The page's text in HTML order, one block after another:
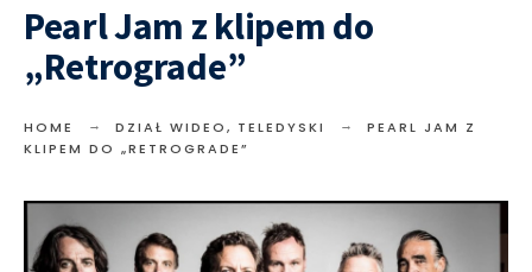
Pearl Jam z klipem do
„Retrograde”
HOME DZIAŁ WIDEO, TELEDYSKI
PEARL JAM Z
KLIPEM DO „RETROGRADE”